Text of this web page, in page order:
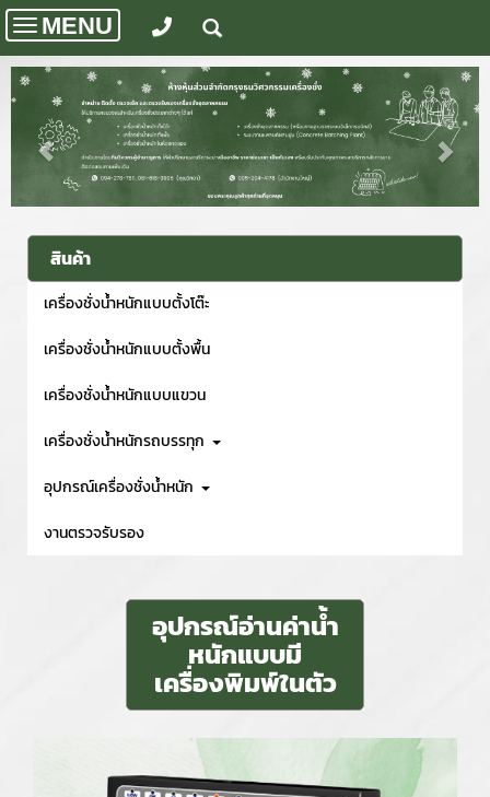
Toggle
navigation
MENU
สินค้า
เครื่องชั่งน้ำหนักแบบตั้งโต๊ะ
เครื่องชั่งน้ำหนักแบบตั้งพื้น
เครื่องชั่งน้ำหนักแบบแขวน
เครื่องชั่งน้ำหนักรถบรรทุก
อุปกรณ์เครื่องชั่งน้ำหนัก
งานตรวจรับรอง
อุปกรณ์อ่านค่าน้ำ
หนักแบบมี
เครื่องพิมพ์ในตัว